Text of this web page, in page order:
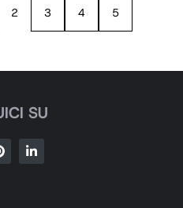
2 3 4 5
SU